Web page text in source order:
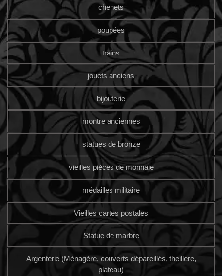
chenets
poupées
trains
jouets anciens
bijouterie
montre anciennes
statues de bronze
vieilles pièces de monnaie
médailles militaire
Vieilles cartes postales
Statue de marbre
Argenterie (Ménagère, couverts dépareillés, theillere,
plateau)